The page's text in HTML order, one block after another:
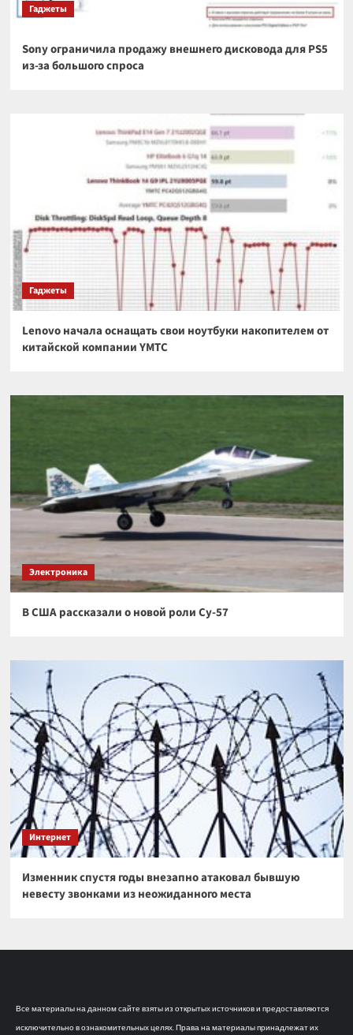
Гаджеты
Sony ограничила продажу внешнего дисковода для PS5
из-за большого спроса
Гаджеты
Lenovo начала оснащать свои ноутбуки накопителем от
китайской компании YMTC
Электроника
В США рассказали о новой роли Су-57
Интернет
Изменник спустя годы внезапно атаковал бывшую
невесту звонками из неожиданного места
Все материалы на данном сайте взяты из открытых источников и предоставляются
исключительно в ознакомительных целях. Права на материалы принадлежат их